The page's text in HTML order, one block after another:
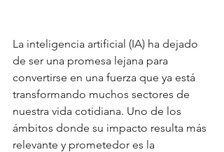
La inteligencia artificial (IA) ha dejado
de ser una promesa lejana para
convertirse en una fuerza que ya está
transformando muchos sectores de
nuestra vida cotidiana. Uno de los
ámbitos donde su impacto resulta más
relevante y prometedor es la